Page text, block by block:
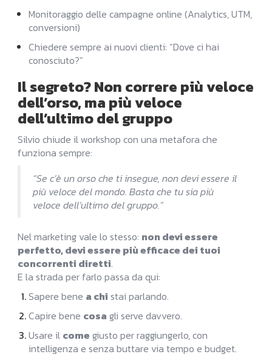
Monitoraggio delle campagne online (Analytics, UTM,
conversioni)
Chiedere sempre ai nuovi clienti: “Dove ci hai
conosciuto?”
Il segreto? Non correre più veloce
dell’orso, ma più veloce
dell’ultimo del gruppo
Silvio chiude il workshop con una metafora che
funziona sempre:
“Se c’è un orso che ti insegue, non devi essere il
più veloce del mondo. Basta che tu sia più
veloce dell’ultimo del gruppo.”
Nel marketing vale lo stesso: non devi essere
perfetto, devi essere più efficace dei tuoi
concorrenti diretti.
E la strada per farlo passa da qui:
Sapere bene a chi stai parlando.
Capire bene cosa gli serve davvero.
Usare il come giusto per raggiungerlo, con
intelligenza e senza buttare via tempo e budget.